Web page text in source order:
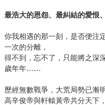
最浩大的恩怨、最糾結的愛恨
你我相遇的那一刻，是否便注
一次的分離，
得不到，忘不了，只能將之深
歲年年……
歷經無數戰爭，大荒局勢已漸
高辛俊帝與軒轅黃帝共分天下